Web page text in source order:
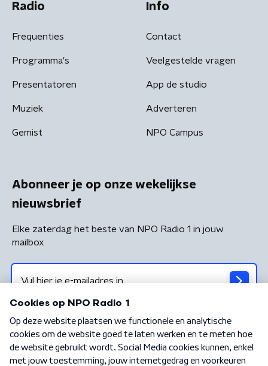
Radio
Frequenties
Programma's
Presentatoren
Muziek
Gemist
Info
Contact
Veelgestelde vragen
App de studio
Adverteren
NPO Campus
Abonneer je op onze wekelijkse
nieuwsbrief
Elke zaterdag het beste van NPO Radio 1 in jouw
mailbox
Algemene voorwaarden Privacybeleid